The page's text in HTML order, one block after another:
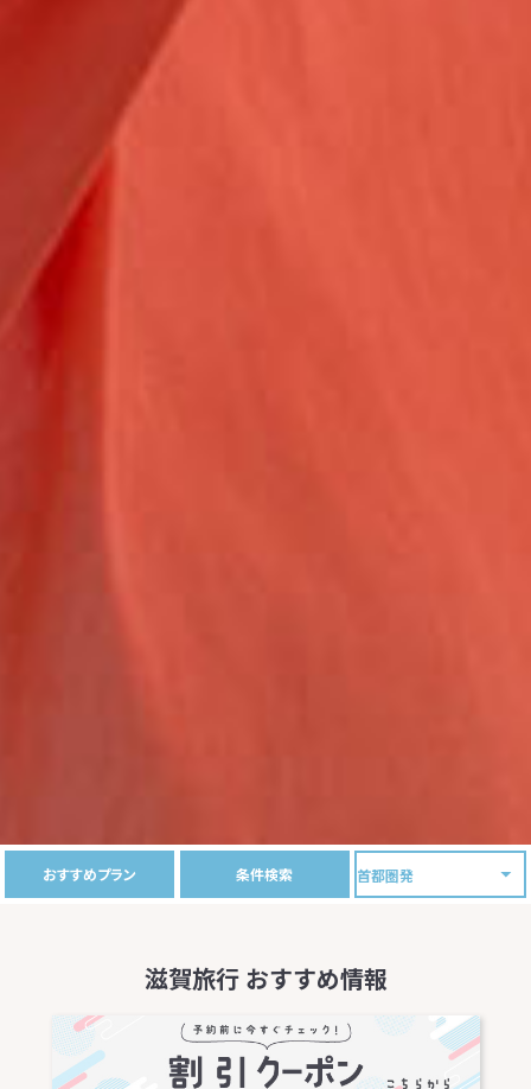
おすすめプラン 条件検索
滋賀旅行 おすすめ情報